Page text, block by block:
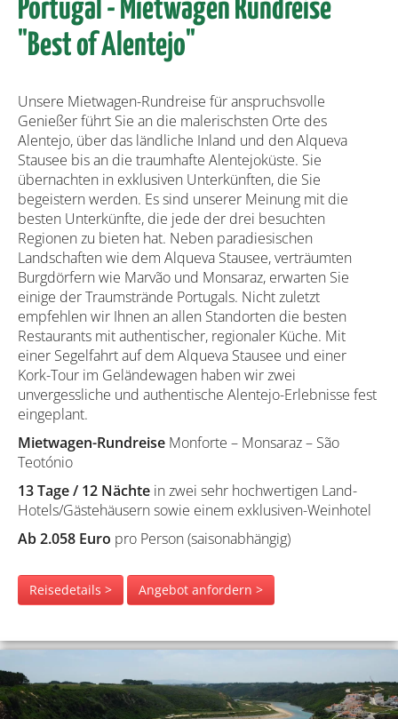
Portugal - Mietwagen Rundreise
"Best of Alentejo"
Unsere Mietwagen-Rundreise für anspruchsvolle
Genießer führt Sie an die malerischsten Orte des
Alentejo, über das ländliche Inland und den Alqueva
Stausee bis an die traumhafte Alentejoküste. Sie
übernachten in exklusiven Unterkünften, die Sie
begeistern werden. Es sind unserer Meinung mit die
besten Unterkünfte, die jede der drei besuchten
Regionen zu bieten hat. Neben paradiesischen
Landschaften wie dem Alqueva Stausee, verträumten
Burgdörfern wie Marvão und Monsaraz, erwarten Sie
einige der Traumstrände Portugals. Nicht zuletzt
empfehlen wir Ihnen an allen Standorten die besten
Restaurants mit authentischer, regionaler Küche. Mit
einer Segelfahrt auf dem Alqueva Stausee und einer
Kork-Tour im Geländewagen haben wir zwei
unvergessliche und authentische Alentejo-Erlebnisse fest
eingeplant.
Mietwagen-Rundreise Monforte – Monsaraz – São
Teotónio
13 Tage / 12 Nächte in zwei sehr hochwertigen Land-
Hotels/Gästehäusern sowie einem exklusiven-Weinhotel
Ab 2.058 Euro pro Person (saisonabhängig)
Reisedetails > Angebot anfordern >